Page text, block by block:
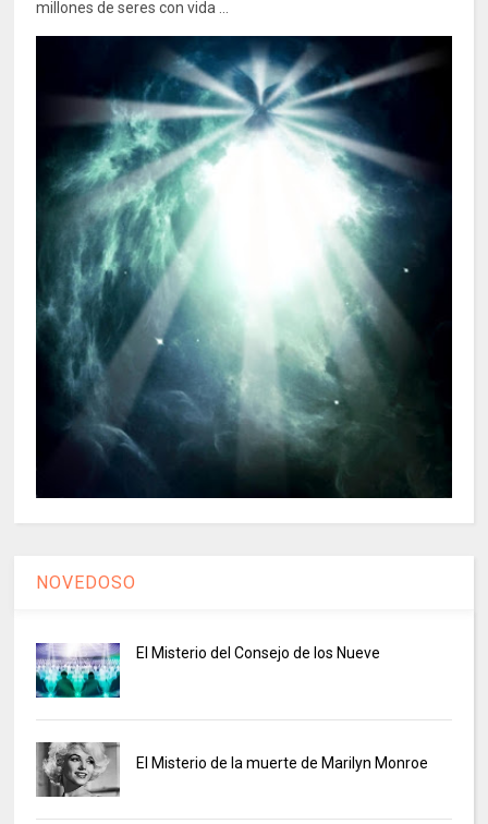
millones de seres con vida ...
NOVEDOSO
El Misterio del Consejo de los Nueve
El Misterio de la muerte de Marilyn Monroe